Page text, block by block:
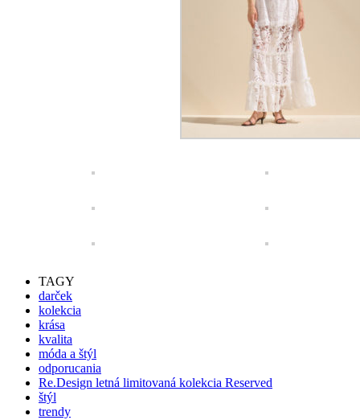
TAGY
darček
kolekcia
krása
kvalita
móda a štýl
odporucania
Re.Design letná limitovaná kolekcia Reserved
štýl
trendy